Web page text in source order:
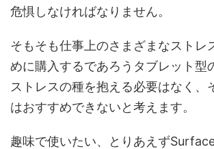
危惧しなければなりません。
そもそも仕事上のさまざまなストレ
めに購入するであろうタブレット型
ストレスの種を抱える必要はなく、
はおすすめできないと考えます。
趣味で使いたい、とりあえず